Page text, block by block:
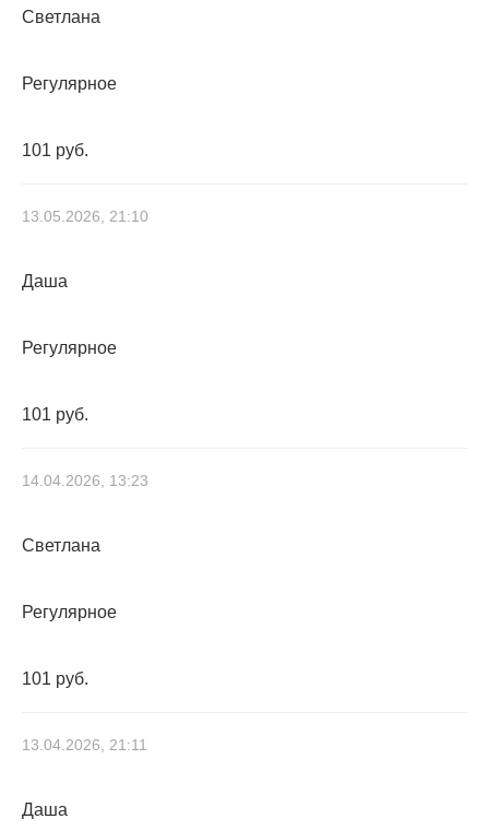
Светлана
Регулярное
101 руб.
13.05.2026, 21:10
Даша
Регулярное
101 руб.
14.04.2026, 13:23
Светлана
Регулярное
101 руб.
13.04.2026, 21:11
Даша